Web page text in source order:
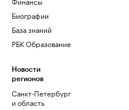
Биографии
База знаний
РБК Образование
Новости
регионов
Санкт-Петербург
и область